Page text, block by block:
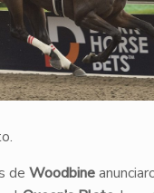
de Woodbine